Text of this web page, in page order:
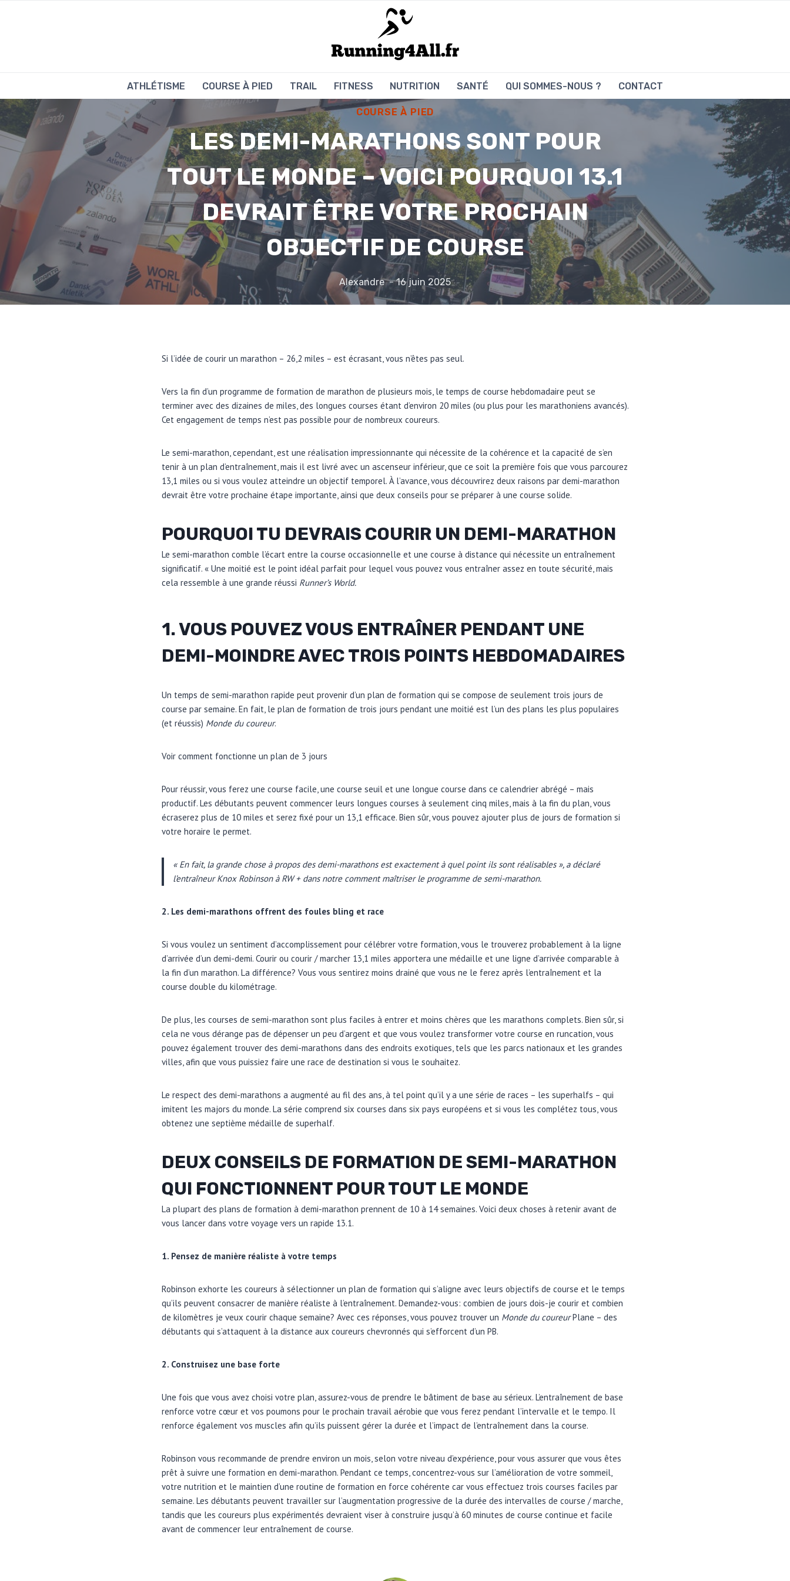
ATHLÉTISME COURSE À PIED TRAIL FITNESS NUTRITION SANTÉ QUI SOMMES-NOUS ? CONTACT
COURSE À PIED
LES DEMI-MARATHONS SONT POUR
TOUT LE MONDE – VOICI POURQUOI 13.1
DEVRAIT ÊTRE VOTRE PROCHAIN
OBJECTIF DE COURSE
Alexandre 16 juin 2025
Si l’idée de courir un marathon – 26,2 miles – est écrasant, vous n’êtes pas seul.
Vers la fin d’un programme de formation de marathon de plusieurs mois, le temps de course hebdomadaire peut se
terminer avec des dizaines de miles, des longues courses étant d’environ 20 miles (ou plus pour les marathoniens avancés).
Cet engagement de temps n’est pas possible pour de nombreux coureurs.
Le semi-marathon, cependant, est une réalisation impressionnante qui nécessite de la cohérence et la capacité de s’en
tenir à un plan d’entraînement, mais il est livré avec un ascenseur inférieur, que ce soit la première fois que vous parcourez
13,1 miles ou si vous voulez atteindre un objectif temporel. À l’avance, vous découvrirez deux raisons par demi-marathon
devrait être votre prochaine étape importante, ainsi que deux conseils pour se préparer à une course solide.
POURQUOI TU DEVRAIS COURIR UN DEMI-MARATHON
Le semi-marathon comble l’écart entre la course occasionnelle et une course à distance qui nécessite un entraînement
significatif. « Une moitié est le point idéal parfait pour lequel vous pouvez vous entraîner assez en toute sécurité, mais
cela ressemble à une grande réussi Runner’s World.
1. VOUS POUVEZ VOUS ENTRAÎNER PENDANT UNE
DEMI-MOINDRE AVEC TROIS POINTS HEBDOMADAIRES
Un temps de semi-marathon rapide peut provenir d’un plan de formation qui se compose de seulement trois jours de
course par semaine. En fait, le plan de formation de trois jours pendant une moitié est l’un des plans les plus populaires
(et réussis) Monde du coureur.
Voir comment fonctionne un plan de 3 jours
Pour réussir, vous ferez une course facile, une course seuil et une longue course dans ce calendrier abrégé – mais
productif. Les débutants peuvent commencer leurs longues courses à seulement cinq miles, mais à la fin du plan, vous
écraserez plus de 10 miles et serez fixé pour un 13,1 efficace. Bien sûr, vous pouvez ajouter plus de jours de formation si
votre horaire le permet.
« En fait, la grande chose à propos des demi-marathons est exactement à quel point ils sont réalisables », a déclaré
l’entraîneur Knox Robinson à RW + dans notre comment maîtriser le programme de semi-marathon.
2. Les demi-marathons offrent des foules bling et race
Si vous voulez un sentiment d’accomplissement pour célébrer votre formation, vous le trouverez probablement à la ligne
d’arrivée d’un demi-demi. Courir ou courir / marcher 13,1 miles apportera une médaille et une ligne d’arrivée comparable à
la fin d’un marathon. La différence? Vous vous sentirez moins drainé que vous ne le ferez après l’entraînement et la
course double du kilométrage.
De plus, les courses de semi-marathon sont plus faciles à entrer et moins chères que les marathons complets. Bien sûr, si
cela ne vous dérange pas de dépenser un peu d’argent et que vous voulez transformer votre course en runcation, vous
pouvez également trouver des demi-marathons dans des endroits exotiques, tels que les parcs nationaux et les grandes
villes, afin que vous puissiez faire une race de destination si vous le souhaitez.
Le respect des demi-marathons a augmenté au fil des ans, à tel point qu’il y a une série de races – les superhalfs – qui
imitent les majors du monde. La série comprend six courses dans six pays européens et si vous les complétez tous, vous
obtenez une septième médaille de superhalf.
DEUX CONSEILS DE FORMATION DE SEMI-MARATHON
QUI FONCTIONNENT POUR TOUT LE MONDE
La plupart des plans de formation à demi-marathon prennent de 10 à 14 semaines. Voici deux choses à retenir avant de
vous lancer dans votre voyage vers un rapide 13.1.
1. Pensez de manière réaliste à votre temps
Robinson exhorte les coureurs à sélectionner un plan de formation qui s’aligne avec leurs objectifs de course et le temps
qu’ils peuvent consacrer de manière réaliste à l’entraînement. Demandez-vous: combien de jours dois-je courir et combien
de kilomètres je veux courir chaque semaine? Avec ces réponses, vous pouvez trouver un Monde du coureurPlane – des
débutants qui s’attaquent à la distance aux coureurs chevronnés qui s’efforcent d’un PB.
2. Construisez une base forte
Une fois que vous avez choisi votre plan, assurez-vous de prendre le bâtiment de base au sérieux. L’entraînement de base
renforce votre cœur et vos poumons pour le prochain travail aérobie que vous ferez pendant l’intervalle et le tempo. Il
renforce également vos muscles afin qu’ils puissent gérer la durée et l’impact de l’entraînement dans la course.
Robinson vous recommande de prendre environ un mois, selon votre niveau d’expérience, pour vous assurer que vous êtes
prêt à suivre une formation en demi-marathon. Pendant ce temps, concentrez-vous sur l’amélioration de votre sommeil,
votre nutrition et le maintien d’une routine de formation en force cohérente car vous effectuez trois courses faciles par
semaine. Les débutants peuvent travailler sur l’augmentation progressive de la durée des intervalles de course / marche,
tandis que les coureurs plus expérimentés devraient viser à construire jusqu’à 60 minutes de course continue et facile
avant de commencer leur entraînement de course.